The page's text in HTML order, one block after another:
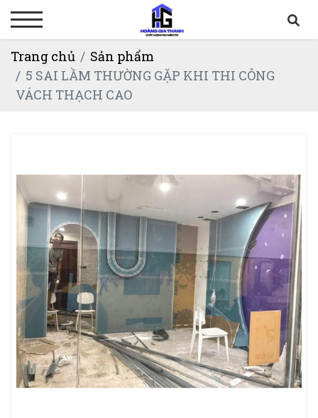
Trang chủ
Sản phẩm
5 SAI LẦM THƯỜNG GẶP KHI THI CÔNG
VÁCH THẠCH CAO